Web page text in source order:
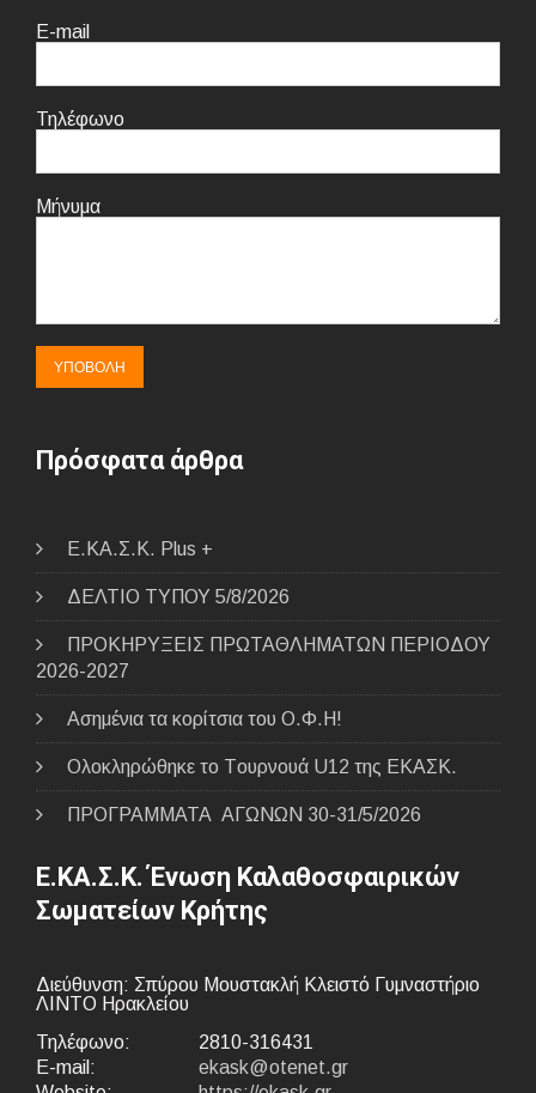
E-mail
Τηλέφωνο
Μήνυμα
Πρόσφατα άρθρα
E.ΚΑ.Σ.Κ. Plus +
ΔΕΛΤΙΟ ΤΥΠΟΥ 5/8/2026
ΠΡΟΚΗΡΥΞΕΙΣ ΠΡΩΤΑΘΛΗΜΑΤΩΝ ΠΕΡΙΟΔΟΥ
2026-2027
Ασημένια τα κορίτσια του Ο.Φ.Η!
Ολοκληρώθηκε το Tουρνουά U12 της ΕΚΑΣΚ.
ΠΡΟΓΡΑΜΜΑΤΑ ΑΓΩΝΩΝ 30-31/5/2026
Ε.ΚΑ.Σ.Κ. Ένωση Καλαθοσφαιρικών
Σωματείων Κρήτης
Διεύθυνση: Σπύρου Μουστακλή Κλειστό Γυμναστήριο
ΛΙΝΤΟ Ηρακλείου
Τηλέφωνο:
2810-316431
E-mail:
ekask@otenet.gr